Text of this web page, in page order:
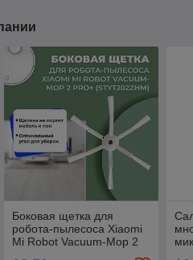
Боковая щетка для
робота-пылесоса Xiaomi
Mi Robot Vacuum-Mop 2